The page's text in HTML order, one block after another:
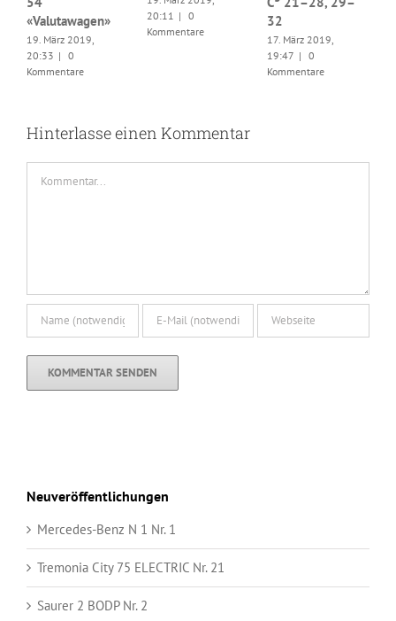
«Valutawagen»
19. März 2019,
20:33 | 0
Kommentare
20:11 | 0
Kommentare
32
17. März 2019,
19:47 | 0
Kommentare
Hinterlasse einen Kommentar
Neuveröffentlichungen
Mercedes-Benz N 1 Nr. 1
Tremonia City 75 ELECTRIC Nr. 21
Saurer 2 BODP Nr. 2